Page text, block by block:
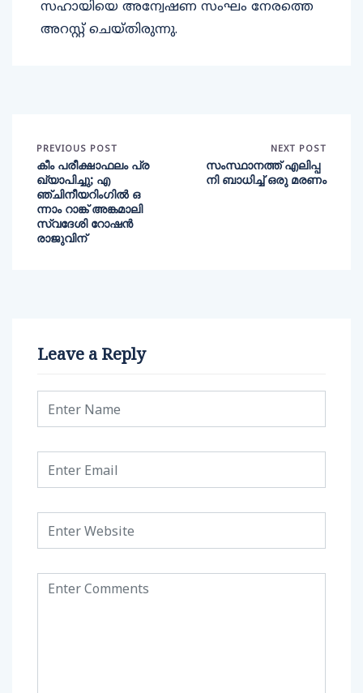
സഹായിയെ അന്വേഷണ സംഘം നേരത്തെ
അറസ്റ്റ് ചെയ്തിരുന്നു.
PREVIOUS POST
കീം പരീക്ഷാഫലം പ്ര
ഖ്യാപിച്ചു; എ
ഞ്ചിനീയറിംഗില്‍ ഒ
ന്നാം റാങ്ക് അങ്കമാലി
സ്വദേശി റോഷന്‍
രാജുവിന്
NEXT POST
സംസ്ഥാനത്ത് എലിപ്പ
നി ബാധിച്ച് ഒരു മരണം
Leave a Reply